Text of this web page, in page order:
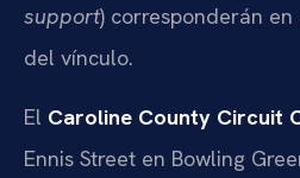
support) corresponderán
del vínculo.
El Caroline County Circuit
Ennis Street en Bowling